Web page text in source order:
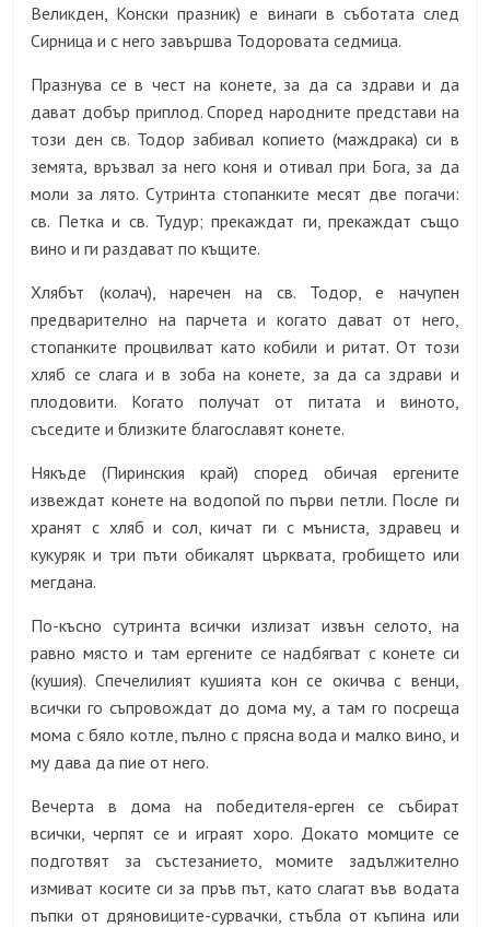
Великден, Конски празник) е винаги в съботата след
Сирница и с него завършва Тодоровата седмица.
Празнува се в чест на конете, за да са здрави и да
дават добър приплод. Според народните представи на
този ден св. Тодор забивал копието (маждрака) си в
земята, връзвал за него коня и отивал при Бога, за да
моли за лято. Сутринта стопанките месят две погачи:
св. Петка и св. Тудур; прекаждат ги, прекаждат също
вино и ги раздават по къщите.
Хлябът (колач), наречен на св. Тодор, е начупен
предварително на парчета и когато дават от него,
стопанките процвилват като кобили и ритат. От този
хляб се слага и в зоба на конете, за да са здрави и
плодовити. Когато получат от питата и виното,
съседите и близките благославят конете.
Някъде (Пиринския край) според обичая ергените
извеждат конете на водопой по първи петли. После ги
хранят с хляб и сол, кичат ги с мъниста, здравец и
кукуряк и три пъти обикалят църквата, гробището или
мегдана.
По-късно сутринта всички излизат извън селото, на
равно място и там ергените се надбягват с конете си
(кушия). Спечелилият кушията кон се окичва с венци,
всички го съпровождат до дома му, а там го посреща
мома с бяло котле, пълно с прясна вода и малко вино, и
му дава да пие от него.
Вечерта в дома на победителя-ерген се събират
всички, черпят се и играят хоро. Докато момците се
подготвят за състезанието, момите задължително
измиват косите си за пръв път, като слагат във водата
пъпки от дряновиците-сурвачки, стъбла от къпина или